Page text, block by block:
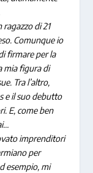
ragazzo di 21
Comunque io
firmare per la
mia figura di
Tra l’altro,
e il suo debutto
E, come ben
imprenditori
per
esempio, mi